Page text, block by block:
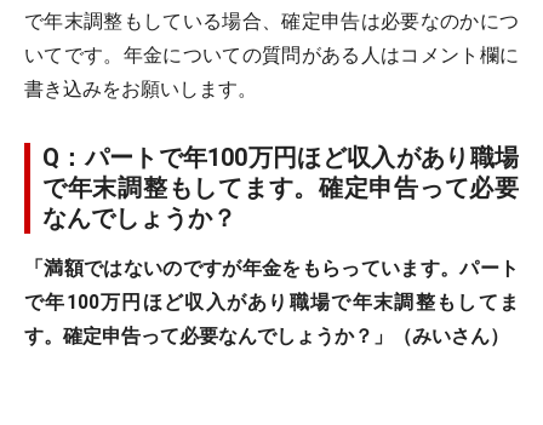
で年末調整もしている場合、確定申告は必要なのかにつ
いてです。年金についての質問がある人はコメント欄に
書き込みをお願いします。
Q：パートで年100万円ほど収入があり職場
で年末調整もしてます。確定申告って必要
なんでしょうか？
「満額ではないのですが年金をもらっています。パート
で年100万円ほど収入があり職場で年末調整もしてま
す。確定申告って必要なんでしょうか？」（みいさん）